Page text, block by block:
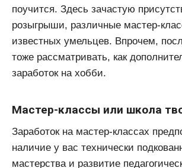
поучится. Здесь зачастую
розыгрыши, различные мастер-
известных умельцев. Впрочем,
тоже рассматривать, как
заработок на хобби.
Мастер-классы или школа
Заработок на мастер-классах
наличие у вас технически
мастерства и развитие